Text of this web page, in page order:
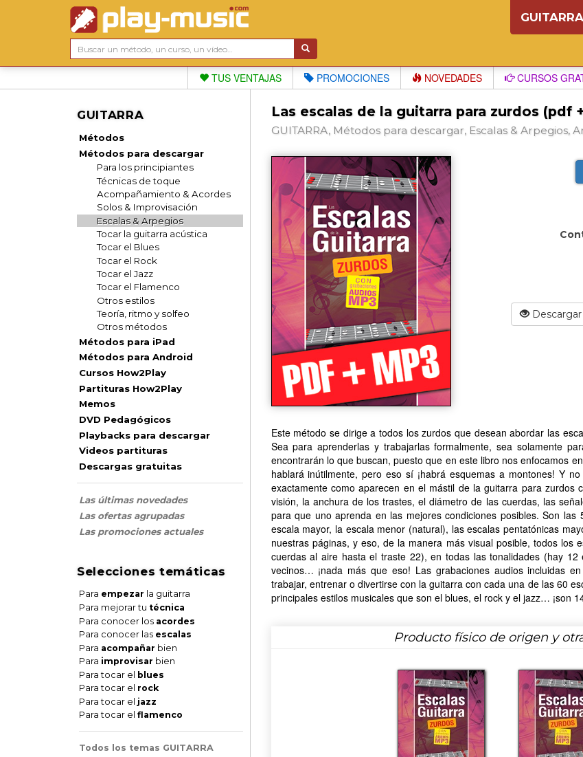
GUITARRA
TUS VENTAJAS PROMOCIONES NOVEDADES CURSOS
GUITARRA
Métodos
Métodos para descargar
Para los principiantes
Técnicas de toque
Acompañamiento & Acordes
Solos & Improvisación
Escalas & Arpegios
Tocar la guitarra acústica
Tocar el Blues
Tocar el Rock
Tocar el Jazz
Tocar el Flamenco
Otros estilos
Teoría, ritmo y solfeo
Otros métodos
Métodos para iPad
Métodos para Android
Cursos How2Play
Partituras How2Play
Memos
DVD Pedagógicos
Playbacks para descargar
Videos partituras
Descargas gratuitas
Las últimas novedades
Las ofertas agrupadas
Las promociones actuales
Selecciones temáticas
Para empezar la guitarra
Para mejorar tu técnica
Para conocer los acordes
Para conocer las escalas
Para acompañar bien
Para improvisar bien
Para tocar el blues
Para tocar el rock
Para tocar el jazz
Para tocar el flamenco
Todos los temas GUITARRA
Las escalas de la guitarra para zurdos (pdf
GUITARRA, Métodos para descargar, Escalas & Arpegios,
Descargar
Este método se dirige a todos los zurdos que desean abordar las
Sea para aprenderlas y trabajarlas formalmente, sea solamente
encontrarán lo que buscan, puesto que en este libro nos enfocamos
hablará inútilmente, pero eso sí ¡habrá esquemas a montones! Y
exactamente como aparecen en el mástil de la guitarra para
visión, la anchura de los trastes, el diámetro de las cuerdas, las
para que uno aprenda en las mejores condiciones posibles. Son
escala mayor, la escala menor (natural), las escalas pentatónicas
nuestras páginas, y eso, de la manera más visual posible, todos
cuerdas al aire hasta el traste 22), en todas las tonalidades (hay
vecinos… ¡nada más que eso! Las grabaciones audios incluidas
trabajar, entrenar o divertirse con la guitarra con cada una de las 60
principales estilos musicales que son el blues, el rock y el jazz… ¡son
Producto físico de origen y